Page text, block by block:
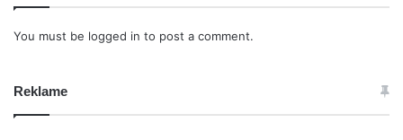
You must be logged in to post a comment.
Reklame